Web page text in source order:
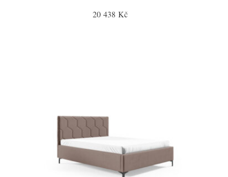
20 438 Kč